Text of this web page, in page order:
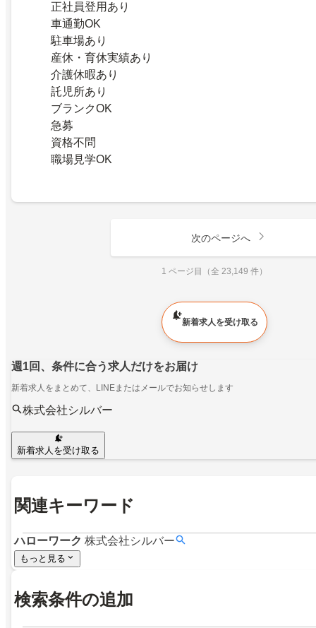
正社員登用あり
車通勤OK
駐車場あり
産休・育休実績あり
介護休暇あり
託児所あり
ブランクOK
急募
資格不問
職場見学OK
次のページへ
1 ページ目（全 23,149 件）
新着求人を受け取る
週1回、条件に合う求人だけをお届け
新着求人をまとめて、LINEまたはメールでお知らせします
株式会社シルバー
新着求人を受け取る
関連キーワード
ハローワーク 株式会社シルバー
もっと見る
検索条件の追加